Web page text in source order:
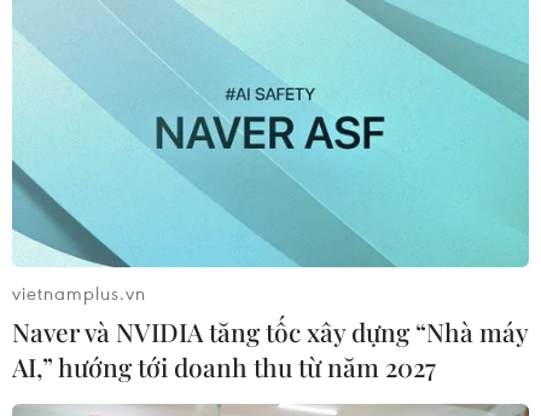
Bộ Công Thương: Cắt giảm được gần 900
điều kiện đầu tư kinh doanh
06/08/2020 10:07
Công tác chỉ đạo điều hành, cải cách tổ chức bộ máy,
cải cách tài chính công và hiện đại hóa hành chính của
Bộ Công Thương luôn nằm trong top đầu các bộ, cơ
vietnamplus.vn
Naver và NVIDIA tăng tốc xây dựng “Nhà máy
AI,” hướng tới doanh thu từ năm 2027